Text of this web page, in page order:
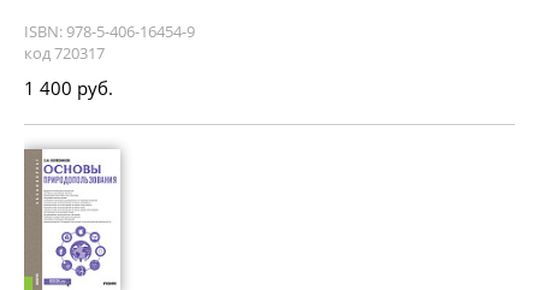
ISBN: 978-5-406-16454-9
код 720317
1 400 руб.